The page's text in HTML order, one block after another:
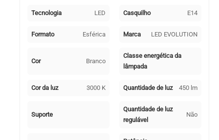
Branca-
Tecnologia LED Casquilho E14
Formato Esférica Marca LED EVOLUTION
Cor Branco
Classe energética da
lâmpada
Cor da luz 3000 K Quantidade de luz 450 lm
Suporte
Quantidade de luz
regulável
Não